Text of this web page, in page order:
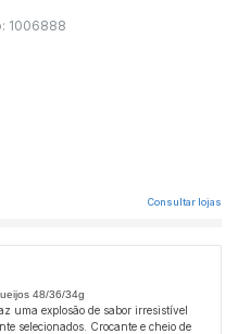
1006888
Consultar lojas
48/36/34g
uma explosão de sabor irresistível
selecionados. Crocante e cheio de